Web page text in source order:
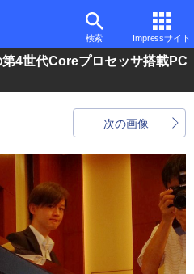
検索 Impressサイト
4世代Coreプロセッサ搭載PC
次の画像